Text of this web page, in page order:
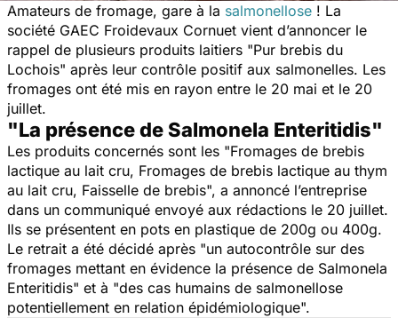
Amateurs de fromage, gare à la salmonellose ! La
société GAEC Froidevaux Cornuet vient d’annoncer le
rappel de plusieurs produits laitiers "Pur brebis du
Lochois" après leur contrôle positif aux salmonelles. Les
fromages ont été mis en rayon entre le 20 mai et le 20
juillet.
"La présence de Salmonela Enteritidis"
Les produits concernés sont les "Fromages de brebis
lactique au lait cru, Fromages de brebis lactique au thym
au lait cru, Faisselle de brebis", a annoncé l’entreprise
dans un communiqué envoyé aux rédactions le 20 juillet.
Ils se présentent en pots en plastique de 200g ou 400g.
Le retrait a été décidé après "un autocontrôle sur des
fromages mettant en évidence la présence de Salmonela
Enteritidis" et à "des cas humains de salmonellose
potentiellement en relation épidémiologique".